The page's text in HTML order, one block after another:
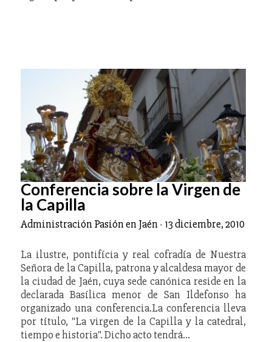
Conferencia sobre la Virgen de
la Capilla
Administración Pasión en Jaén - 13 diciembre, 2010
La ilustre, pontifícia y real cofradía de Nuestra
Señora de la Capilla, patrona y alcaldesa mayor de
la ciudad de Jaén, cuya sede canónica reside en la
declarada Basílica menor de San Ildefonso ha
organizado una conferencia.La conferencia lleva
por título, "La virgen de la Capilla y la catedral,
tiempo e historia". Dicho acto tendrá…